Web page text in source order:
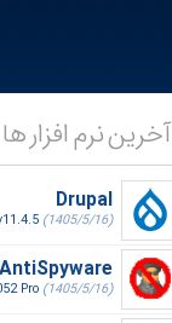
آخرین نرم افزار ها
Drupal
(1405/5/16)
Pro (1405/5/16)